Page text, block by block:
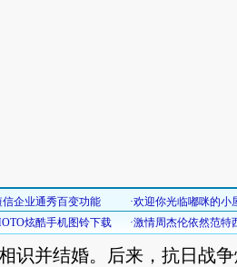
识并结婚。后来，抗日战